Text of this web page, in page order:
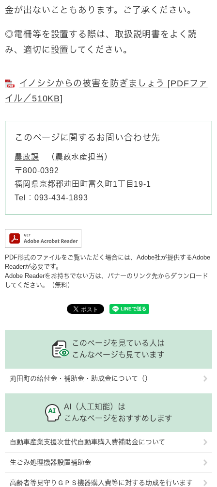
金が出ないこともあります。ご了承ください。
◎電柵等を設置する際は、取扱説明書をよく読
み、適切に設置してください。
イノシシからの被害を防ぎましょう [PDFファ
イル／510KB]
このページに関するお問い合わせ先
農政課
農政水産担当
〒800-0392
福岡県京都郡苅田町富久町1丁目19-1
Tel：093-434-1893
PDF形式のファイルをご覧いただく場合には、Adobe社が提供するAdobe
Readerが必要です。
Adobe Readerをお持ちでない方は、バナーのリンク先からダウンロード
してください。（無料）
このページを見ている人は
こんなページも見ています
苅田町の給付金・補助金・助成金について（）
AI（人工知能）は
こんなページをおすすめします
自動車産業支援次世代自動車購入費補助金について
生ごみ処理機器設置補助金
高齢者等見守りＧＰＳ機器購入費等に対する助成を行います